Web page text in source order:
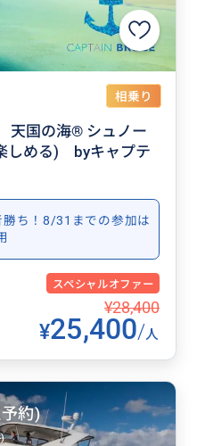
相乗り
天国の海® シュノー
しめる) byキャプテ
勝ち！8/31までの参加は
スペシャルオファー
¥28,400
¥25,400/人
約)
)